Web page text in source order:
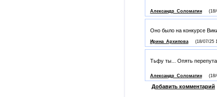
Александр_Соломатин
Оно было на конкурсе
Ирина_Архипова (18/07/25
Тьфу ты... Опять
Александр_Соломатин
Добавить комментарий